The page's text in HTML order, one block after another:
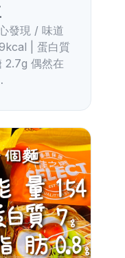
發現 / 味道
| 蛋白質
2.7g 偶然在